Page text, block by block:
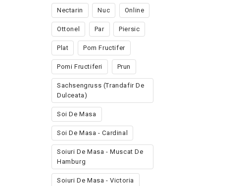
Nectarin Nuc Online
Ottonel Par Piersic
Plat Pom Fructifer
Pomi Fructiferi Prun
Sachsengruss (trandafir De
Dulceata)
Soi De Masa
Soi De Masa - Cardinal
Soiuri De Masa - Muscat De
Hamburg
Soiuri De Masa - Victoria